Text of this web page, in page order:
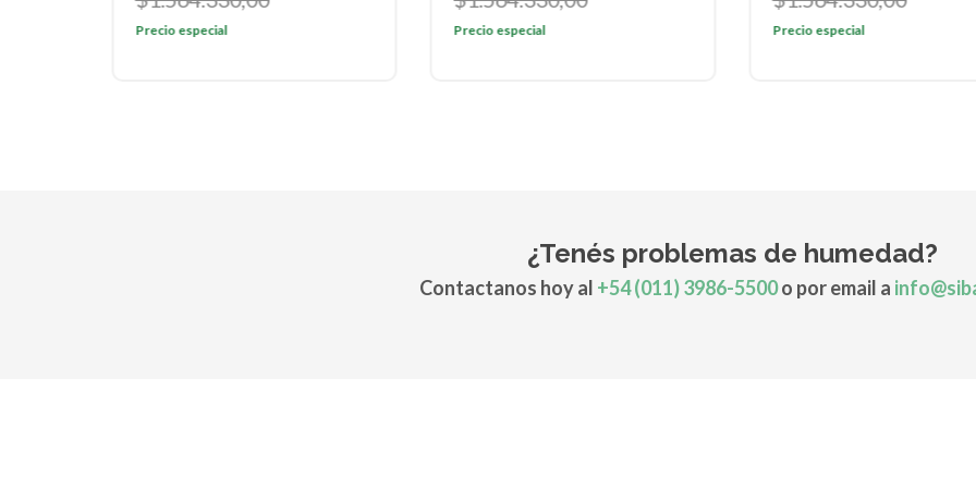
Precio especial Precio especial Precio especial
¿Tenés problemas de humedad?
Contactanos hoy al +54 (011) 3986-5500o por email a